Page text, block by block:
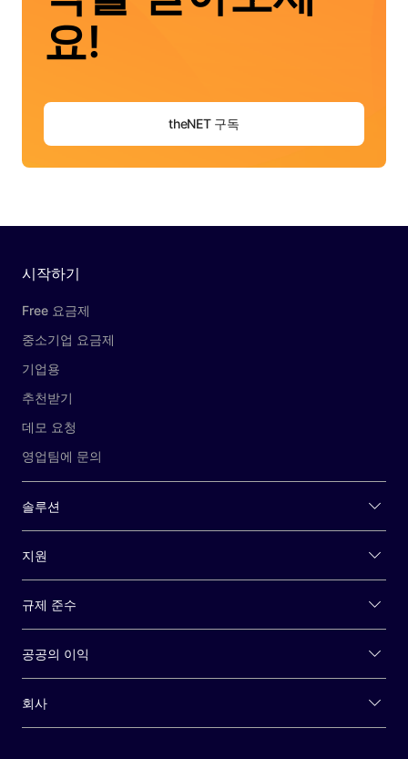
요!
theNET 구독
시작하기
Free 요금제
중소기업 요금제
기업용
추천받기
데모 요청
영업팀에 문의
솔루션
지원
규제 준수
공공의 이익
회사